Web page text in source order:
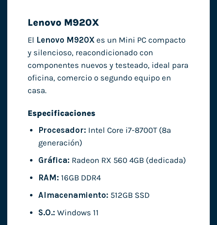
Lenovo M920X
El Lenovo M920Xes un Mini PC compacto
y silencioso, reacondicionado con
componentes nuevos y testeado, ideal para
oficina, comercio o segundo equipo en
casa.
Especificaciones
Procesador: Intel Core i7-8700T (8ª
generación)
Gráfica: Radeon RX 560 4GB (dedicada)
RAM: 16GB DDR4
Almacenamiento: 512GB SSD
S.O.: Windows 11